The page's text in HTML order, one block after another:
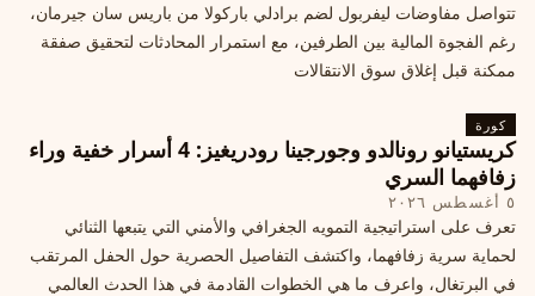
تتواصل مفاوضات ليفربول لضم برادلي باركولا من باريس سان جيرمان،
رغم الفجوة المالية بين الطرفين، مع استمرار المحادثات لتحقيق صفقة
ممكنة قبل إغلاق سوق الانتقالات
كورة
كريستيانو رونالدو وجورجينا رودريغيز: 4 أسرار خفية وراء
زفافهما السري
٥ أغسطس ٢٠٢٦
تعرف على استراتيجية التمويه الجغرافي والأمني التي يتبعها الثنائي
لحماية سرية زفافهما، واكتشف التفاصيل الحصرية حول الحفل المرتقب
في البرتغال، واعرف ما هي الخطوات القادمة في هذا الحدث العالمي